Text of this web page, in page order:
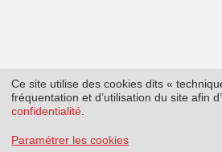
Ce site utilise des cookies dits «
fréquentation et d’utilisation du site afin
confidentialité
Paramétrer les cookies